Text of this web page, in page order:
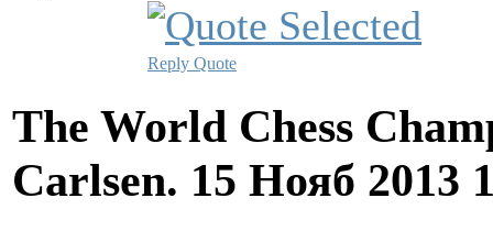
Reply Quote
The World Chess
Carlsen. 15 Нояб 2013